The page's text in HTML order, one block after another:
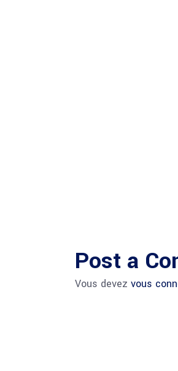
Post a
Vous devez vous